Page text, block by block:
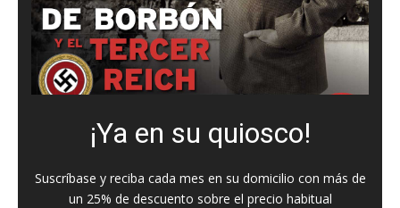
¡Ya en su quiosco!
Suscríbase y reciba cada mes en su domicilio con más de
un 25% de descuento sobre el precio habitual